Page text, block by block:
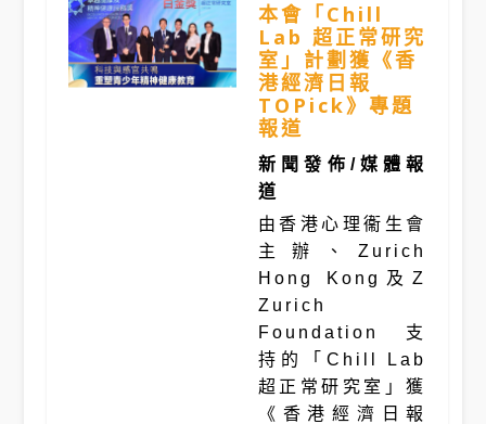
本會「Chill
Lab 超正常研究
室」計劃獲《香
港經濟日報
TOPick》專題
報道
新聞發佈/媒體報
道
由香港心理衞生會
主辦、Zurich
Hong Kong及Z
Zurich
Foundation 支
持的「Chill Lab
超正常研究室」獲
《香港經濟日報